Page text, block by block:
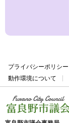
プライバシーポリシー
動作環境について
富良野市議会